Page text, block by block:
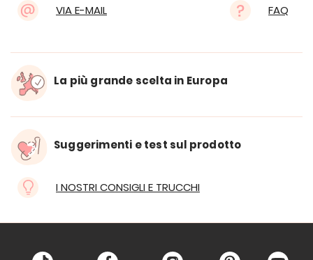
VIA E-MAIL FAQ
La più grande scelta in Europa
Suggerimenti e test sul prodotto
I NOSTRI CONSIGLI E TRUCCHI